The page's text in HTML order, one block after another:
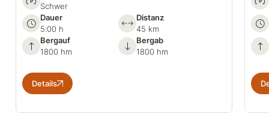
Schwer
Dauer
5:00 h
Distanz
45 km
Bergauf
1800 hm
Bergab
1800 hm
Details